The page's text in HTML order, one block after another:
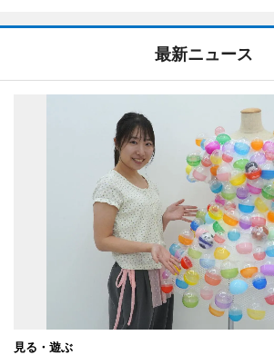
最新ニュース
見る・遊ぶ